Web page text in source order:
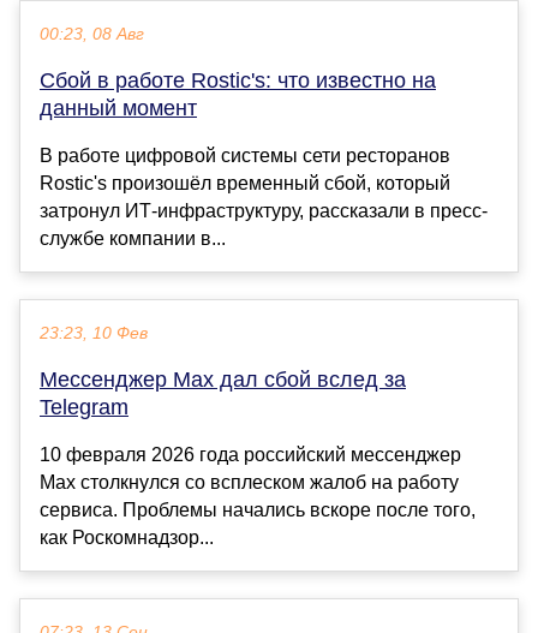
00:23, 08 Авг
Сбой в работе Rostic's: что известно на
данный момент
В работе цифровой системы сети ресторанов
Rostic's произошёл временный сбой, который
затронул ИТ-инфраструктуру, рассказали в пресс-
службе компании в...
23:23, 10 Фев
Мессенджер Max дал сбой вслед за
Telegram
10 февраля 2026 года российский мессенджер
Max столкнулся со всплеском жалоб на работу
сервиса. Проблемы начались вскоре после того,
как Роскомнадзор...